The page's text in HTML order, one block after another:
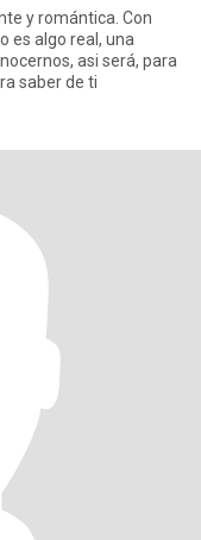
y romántica. Con
es algo real, una
asi será, para
saber de ti